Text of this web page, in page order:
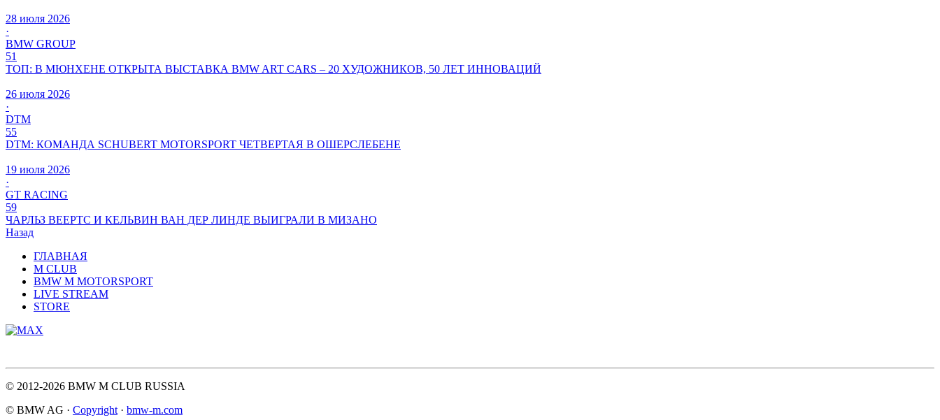
28 июля 2026
·
BMW GROUP
51
ТОП: В МЮНХЕНЕ ОТКРЫТА ВЫСТАВКА BMW ART CARS – 20 ХУДОЖНИКОВ, 50 ЛЕТ ИННОВАЦИЙ
26 июля 2026
·
DTM
55
DTM: КОМАНДА SCHUBERT MOTORSPORT ЧЕТВЕРТАЯ В ОШЕРСЛЕБЕНЕ
19 июля 2026
·
GT RACING
59
ЧАРЛЬЗ ВЕЕРТС И КЕЛЬВИН ВАН ДЕР ЛИНДЕ ВЫИГРАЛИ В МИЗАНО
Назад
ГЛАВНАЯ
M CLUB
BMW M MOTORSPORT
LIVE STREAM
STORE
© 2012-2026 BMW M CLUB RUSSIA
© BMW AG · Copyright · bmw-m.com